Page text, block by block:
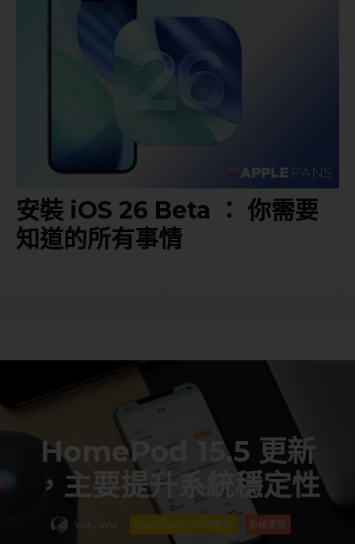
安裝 iOS 26 Beta ： 你需要
知道的所有事情
HomePod 15.5 更新
，主要提升系統穩定性
Willy Wu HomePod / tvOS 更新 系統更新
·